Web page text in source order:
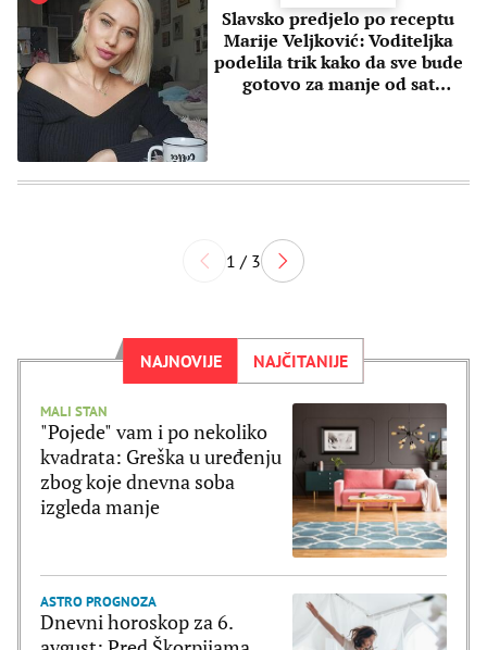
Slavsko predjelo po receptu
Marije Veljković: Voditeljka
podelila trik kako da sve bude
gotovo za manje od sat
1 / 3
NAJNOVIJE NAJČITANIJE
MALI STAN
"Pojede" vam i po nekoliko
kvadrata: Greška u uređenju
zbog koje dnevna soba
izgleda manje
ASTRO PROGNOZA
Dnevni horoskop za 6.